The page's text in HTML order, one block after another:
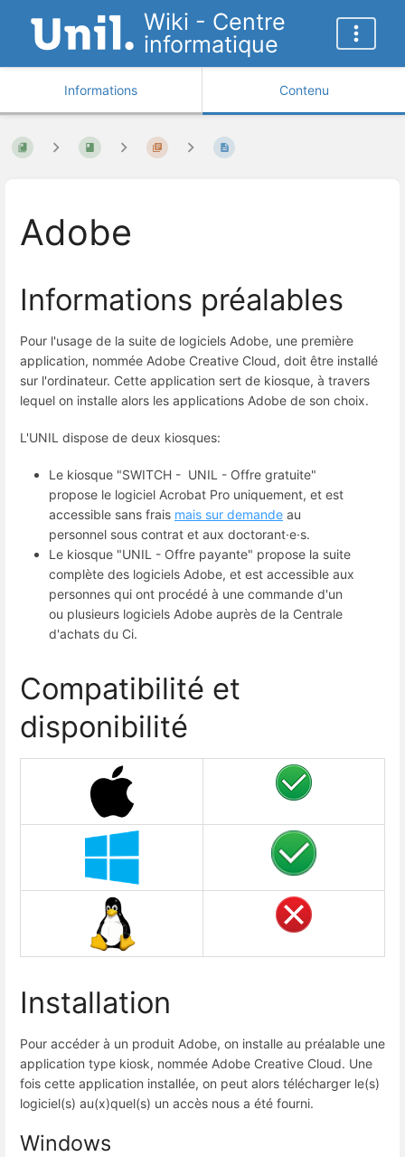
Wiki - Centre
informatique
Informations Contenu
Adobe
Informations préalables
Pour l'usage de la suite de logiciels Adobe, une première
application, nommée Adobe Creative Cloud, doit être installé
sur l'ordinateur. Cette application sert de kiosque, à travers
lequel on installe alors les applications Adobe de son choix.
L'UNIL dispose de deux kiosques:
Le kiosque "SWITCH - UNIL - Offre gratuite"
propose le logiciel Acrobat Pro uniquement, et est
accessible sans frais mais sur demande au
personnel sous contrat et aux doctorant·e·s.
Le kiosque "UNIL - Offre payante" propose la suite
complète des logiciels Adobe, et est accessible aux
personnes qui ont procédé à une commande d'un
ou plusieurs logiciels Adobe auprès de la Centrale
d'achats du Ci.
Compatibilité et
disponibilité
Installation
Pour accéder à un produit Adobe, on installe au préalable une
application type kiosk, nommée Adobe Creative Cloud. Une
fois cette application installée, on peut alors télécharger le(s)
logiciel(s) au(x)quel(s) un accès nous a été fourni.
Windows